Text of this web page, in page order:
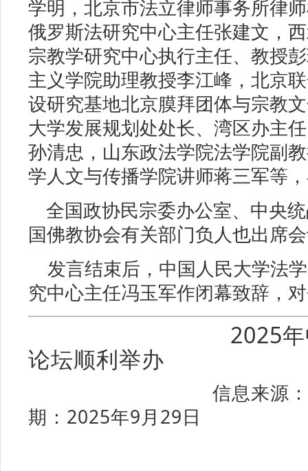
学明，北京市法立律师事务所律
俄罗斯法研究中心主任张建文，
宗教学研究中心执行主任、教授
主义学院助理教授李江峰，北京
设研究基地北京膜拜团体与宗教
大学发展规划处处长、湾区办主
孙清忠，山东政法学院法学院副
学人文与传播学院讲师蒋三军等
全国政协民宗委办公室、中央
国佛教协会有关部门负人也出席
发言结束后，中国人民大学法
究中心主任冯玉军作闭幕致辞，
2025
论坛顺利举办
信息来源
期：2025年9月29日